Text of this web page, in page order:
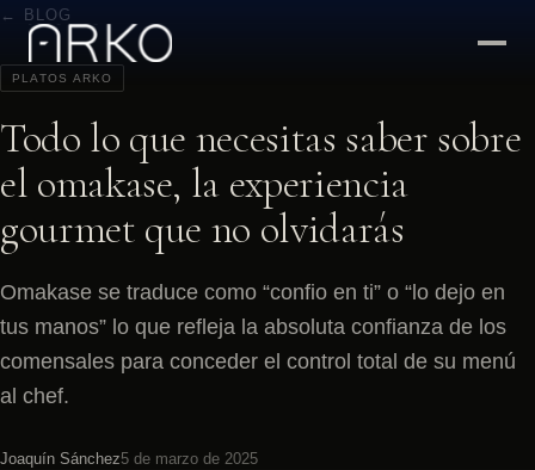
← BLOG
PLATOS ARKO
Todo lo que necesitas saber sobre
el omakase, la experiencia
gourmet que no olvidarás
Omakase se traduce como “confio en ti” o “lo dejo en
tus manos” lo que refleja la absoluta confianza de los
comensales para conceder el control total de su menú
al chef.
Joaquín Sánchez5 de marzo de 2025